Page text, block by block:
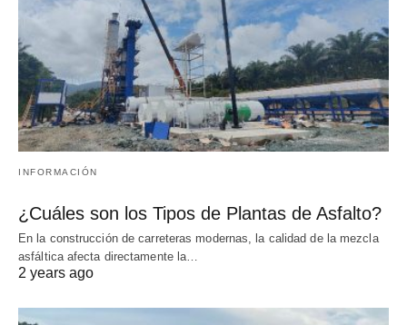
INFORMACIÓN
¿Cuáles son los Tipos de Plantas de Asfalto?
En la construcción de carreteras modernas, la calidad de la mezcla
asfáltica afecta directamente la…
2 years ago